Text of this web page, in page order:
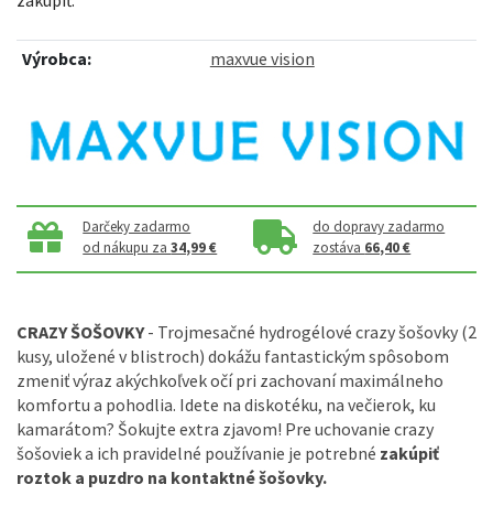
Výrobca: maxvue vision
Darčeky zadarmo
od nákupu za34,99 €
do dopravy zadarmo
zostáva 66,40 €
CRAZY ŠOŠOVKY- Trojmesačné hydrogélové crazy šošovky (2
kusy, uložené v blistroch) dokážu fantastickým spôsobom
zmeniť výraz akýchkoľvek očí pri zachovaní maximálneho
komfortu a pohodlia. Idete na diskotéku, na večierok, ku
kamarátom? Šokujte extra zjavom! Pre uchovanie crazy
šošoviek a ich pravidelné používanie je potrebné zakúpiť
roztok a puzdro na kontaktné šošovky.